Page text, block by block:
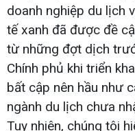
doanh nghiệp du lịch
tế xanh đã được đề
từ những đợt dịch
Chính phủ khi triển
bất cập nên hầu như
ngành du lịch chưa
Tuy nhiên, chúng tôi